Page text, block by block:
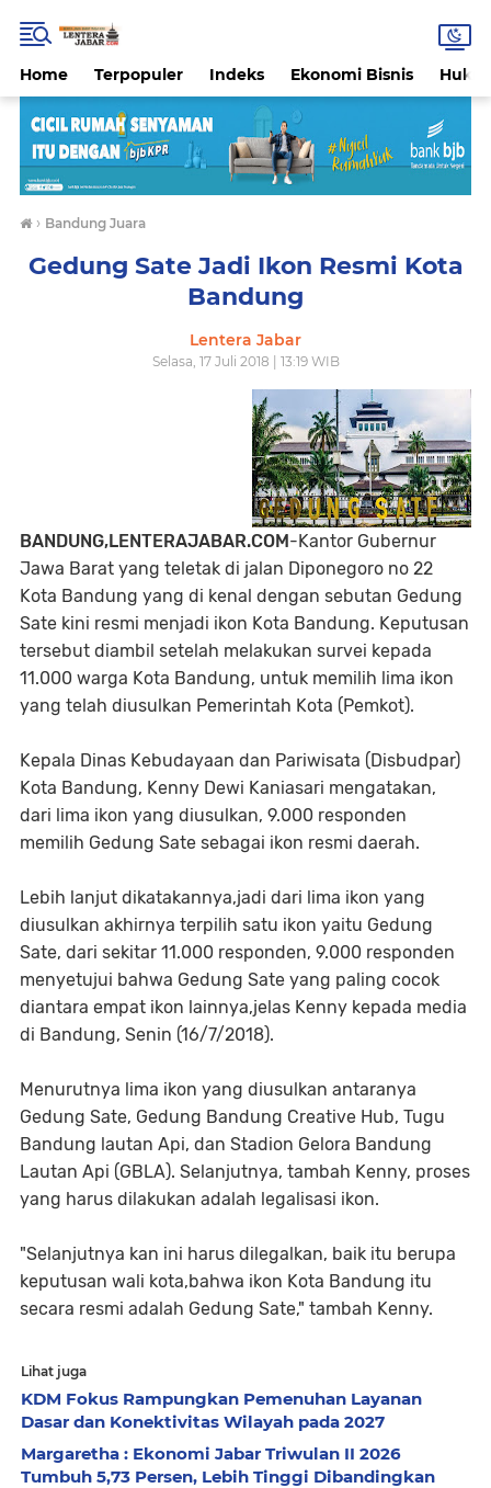
Home Terpopuler Indeks Ekonomi Bisnis
› Bandung Juara
Gedung Sate Jadi Ikon Resmi Kota
Bandung
Lentera Jabar
Selasa, 17 Juli 2018 | 13:19 WIB
BANDUNG,LENTERAJABAR.COM-Kantor Gubernur
Jawa Barat yang teletak di jalan Diponegoro no 22
Kota Bandung yang di kenal dengan sebutan Gedung
Sate kini resmi menjadi ikon Kota Bandung. Keputusan
tersebut diambil setelah melakukan survei kepada
11.000 warga Kota Bandung, untuk memilih lima ikon
yang telah diusulkan Pemerintah Kota (Pemkot).
Kepala Dinas Kebudayaan dan Pariwisata (Disbudpar)
Kota Bandung, Kenny Dewi Kaniasari mengatakan,
dari lima ikon yang diusulkan, 9.000 responden
memilih Gedung Sate sebagai ikon resmi daerah.
Lebih lanjut dikatakannya,jadi dari lima ikon yang
diusulkan akhirnya terpilih satu ikon yaitu Gedung
Sate, dari sekitar 11.000 responden, 9.000 responden
menyetujui bahwa Gedung Sate yang paling cocok
diantara empat ikon lainnya,jelas Kenny kepada media
di Bandung, Senin (16/7/2018).
Menurutnya lima ikon yang diusulkan antaranya
Gedung Sate, Gedung Bandung Creative Hub, Tugu
Bandung lautan Api, dan Stadion Gelora Bandung
Lautan Api (GBLA). Selanjutnya, tambah Kenny, proses
yang harus dilakukan adalah legalisasi ikon.
"Selanjutnya kan ini harus dilegalkan, baik itu berupa
keputusan wali kota,bahwa ikon Kota Bandung itu
secara resmi adalah Gedung Sate," tambah Kenny.
Lihat juga
KDM Fokus Rampungkan Pemenuhan Layanan
Dasar dan Konektivitas Wilayah pada 2027
Margaretha : Ekonomi Jabar Triwulan II 2026
Tumbuh 5,73 Persen, Lebih Tinggi Dibandingkan